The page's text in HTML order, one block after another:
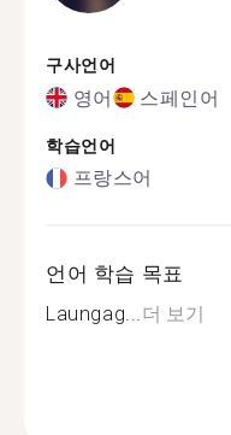
구사언어
영어 스페인어
학습언어
프랑스어
언어 학습 목표
Laungag...더 보기